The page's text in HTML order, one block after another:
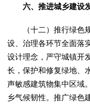
六、推进城乡建设
（十二）推行绿色规
设、治理各环节全面落
设计理念，严守城镇开
长，保护和修复绿地、
声敏感建筑物集中区域
乡气候韧性。推广绿色